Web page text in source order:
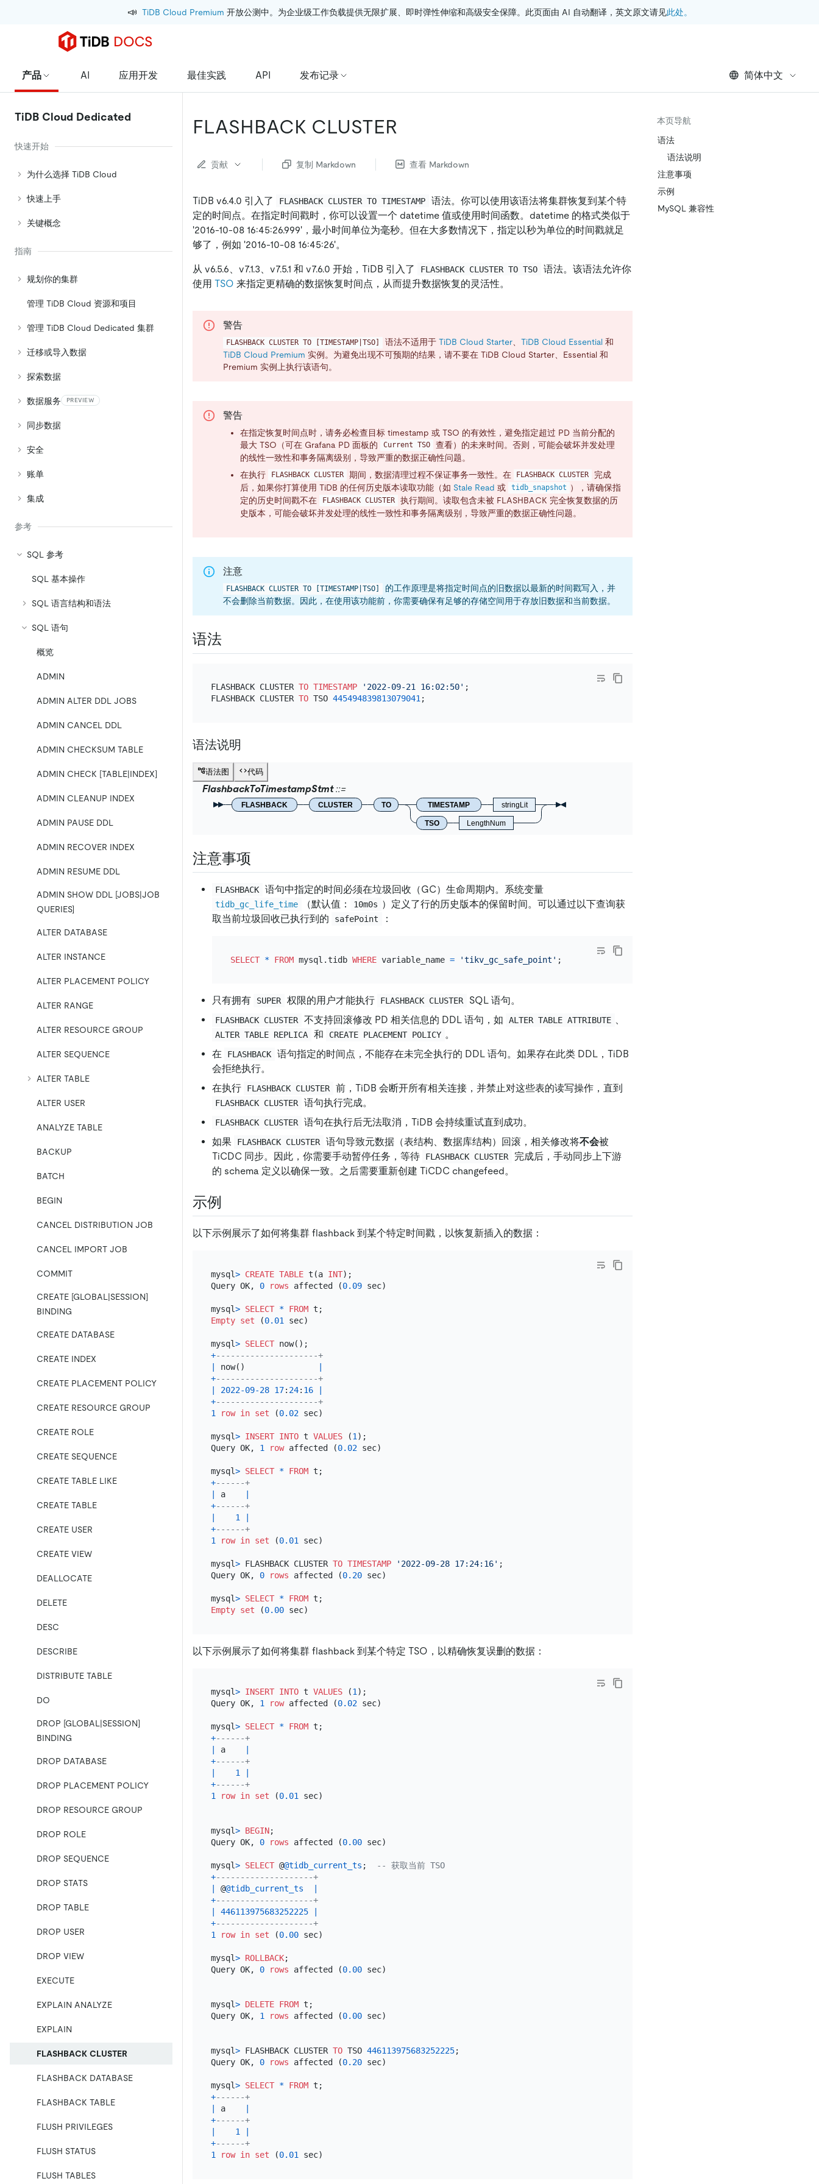
📣 TiDB Cloud Premium 开放公测中。为企业级工作负载提供无限扩展、即时弹性伸缩和高级安全保障。此页面由 AI 自动翻译，英文原文请见此处。
产品 AI 应用开发 最佳实践 API 发布记录 简体中文
TiDB Cloud Dedicated
快速开始
为什么选择 TiDB Cloud
快速上手
关键概念
指南
规划你的集群
管理 TiDB Cloud 资源和项目
管理 TiDB Cloud Dedicated 集群
迁移或导入数据
探索数据
数据服务 PREVIEW
同步数据
安全
账单
集成
参考
SQL 参考
SQL 基本操作
SQL 语言结构和语法
SQL 语句
概览
ADMIN
ADMIN ALTER DDL JOBS
ADMIN CANCEL DDL
ADMIN CHECKSUM TABLE
ADMIN CHECK [TABLE|INDEX]
ADMIN CLEANUP INDEX
ADMIN PAUSE DDL
ADMIN RECOVER INDEX
ADMIN RESUME DDL
ADMIN SHOW DDL [JOBS|JOB
QUERIES]
ALTER DATABASE
ALTER INSTANCE
ALTER PLACEMENT POLICY
ALTER RANGE
ALTER RESOURCE GROUP
ALTER SEQUENCE
ALTER TABLE
ALTER USER
ANALYZE TABLE
BACKUP
BATCH
BEGIN
CANCEL DISTRIBUTION JOB
CANCEL IMPORT JOB
COMMIT
CREATE [GLOBAL|SESSION]
BINDING
CREATE DATABASE
CREATE INDEX
CREATE PLACEMENT POLICY
CREATE RESOURCE GROUP
CREATE ROLE
CREATE SEQUENCE
CREATE TABLE LIKE
CREATE TABLE
CREATE USER
CREATE VIEW
DEALLOCATE
DELETE
DESC
DESCRIBE
DISTRIBUTE TABLE
DO
DROP [GLOBAL|SESSION]
BINDING
DROP DATABASE
DROP PLACEMENT POLICY
DROP RESOURCE GROUP
DROP ROLE
DROP SEQUENCE
DROP STATS
DROP TABLE
DROP USER
DROP VIEW
EXECUTE
EXPLAIN ANALYZE
EXPLAIN
FLASHBACK CLUSTER
FLASHBACK DATABASE
FLASHBACK TABLE
FLUSH PRIVILEGES
FLUSH STATUS
FLUSH TABLES
FLASHBACK CLUSTER
贡献 复制 Markdown 查看 Markdown
TiDB v6.4.0 引入了 FLASHBACK CLUSTER TO TIMESTAMP
语法。你可以使用该语法将集群恢复到某个特
定的时间点。在指定时间戳时，你可以设置一个 datetime 值或使用时间函数。datetime 的格式类似于
'2016-10-08 16:45:26.999'，最小时间单位为毫秒。但在大多数情况下，指定以秒为单位的时间戳就足
够了，例如 '2016-10-08 16:45:26'。
从 v6.5.6、v7.1.3、v7.5.1 和 v7.6.0 开始，TiDB 引入了 FLASHBACK CLUSTER TO TSO
语法。该语法允许你
使用 TSO 来指定更精确的数据恢复时间点，从而提升数据恢复的灵活性。
警告
FLASHBACK CLUSTER TO [TIMESTAMP|TSO] 语法不适用于 TiDB Cloud Starter、 TiDB Cloud Essential和
TiDB Cloud Premium 实例。为避免出现不可预期的结果，请不要在 TiDB Cloud Starter、Essential 和
Premium 实例上执行该语句。
警告
在指定恢复时间点时，请务必检查目标 timestamp 或 TSO 的有效性，避免指定超过 PD 当前分配的
最大 TSO（可在 Grafana PD 面板的
Current TSO
查看）的未来时间。否则，可能会破坏并发处理
的线性一致性和事务隔离级别，导致严重的数据正确性问题。
在执行
FLASHBACK CLUSTER 期间，数据清理过程不保证事务一致性。在 FLASHBACK CLUSTER
完成
后，如果你打算使用 TiDB 的任何历史版本读取功能（如 Stale Read 或 tidb_snapshot ），请确保指
定的历史时间戳不在
FLASHBACK CLUSTER
执行期间。读取包含未被 FLASHBACK 完全恢复数据的历
史版本，可能会破坏并发处理的线性一致性和事务隔离级别，导致严重的数据正确性问题。
注意
FLASHBACK CLUSTER TO [TIMESTAMP|TSO]
的工作原理是将指定时间点的旧数据以最新的时间戳写入，并
不会删除当前数据。因此，在使用该功能前，你需要确保有足够的存储空间用于存放旧数据和当前数据。
语法
FLASHBACK CLUSTER TO TIMESTAMP '2022-09-21 16:02:50' ;
FLASHBACK CLUSTER TO TSO 445494839813079041
语法说明
语法图 代码
FlashbackToTimestampStmt
FLASHBACK CLUSTER TO TIMESTAMP stringLit
TSO LengthNum
注意事项
FLASHBACK 语句中指定的时间必须在垃圾回收（GC）生命周期内。系统变量
tidb_gc_life_time （默认值： 10m0s ）定义了行的历史版本的保留时间。可以通过以下查询获
取当前垃圾回收已执行到的
safePoint ：
SELECT * FROM mysql.tidb WHERE variable_name = 'tikv_gc_safe_point'
只有拥有 SUPER 权限的用户才能执行 FLASHBACK CLUSTER SQL 语句。
FLASHBACK CLUSTER 不支持回滚修改 PD 相关信息的 DDL 语句，如 ALTER TABLE ATTRIBUTE 、
ALTER TABLE REPLICA 和 CREATE PLACEMENT POLICY 。
在
FLASHBACK
语句指定的时间点，不能存在未完全执行的 DDL 语句。如果存在此类 DDL，TiDB
会拒绝执行。
在执行
FLASHBACK CLUSTER 前，TiDB 会断开所有相关连接，并禁止对这些表的读写操作，直到
FLASHBACK CLUSTER 语句执行完成。
FLASHBACK CLUSTER
语句在执行后无法取消，TiDB 会持续重试直到成功。
如果
FLASHBACK CLUSTER 语句导致元数据（表结构、数据库结构）回滚，相关修改将不会被
TiCDC 同步。因此，你需要手动暂停任务，等待
FLASHBACK CLUSTER
完成后，手动同步上下游
的 schema 定义以确保一致。之后需要重新创建 TiCDC changefeed。
示例
以下示例展示了如何将集群 flashback 到某个特定时间戳，以恢复新插入的数据：
mysql> CREATE TABLE t(a INT);
Query OK, 0 rows affected (0.09 sec)
mysql> SELECT * FROM
Empty set (0.01 sec)
mysql> SELECT
+---------------------+
now()
+---------------------+
2022-09-28 17: 24: 16
+---------------------+
1
row in set (0.02 sec)
mysql> INSERT INTO t VALUES (1 );
Query OK, 1 row affected (0.02 sec)
mysql> SELECT * FROM
+------+
a
+------+
1
+------+
1
row in set (0.01 sec)
mysql> FLASHBACK CLUSTER TO TIMESTAMP '2022-09-28 17:24:16' ;
Query OK, 0 rows affected (0.20 sec)
mysql> SELECT * FROM
Empty set (0.00
以下示例展示了如何将集群 flashback 到某个特定 TSO，以精确恢复误删的数据：
mysql> INSERT INTO t VALUES (1 );
Query OK, 1 row affected (0.02 sec)
mysql> SELECT * FROM
+------+
a
+------+
1
+------+
1
row in set (0.01 sec)
mysql> BEGIN;
Query OK, 0 rows affected (0.00 sec)
mysql> SELECT @@tidb_current_ts ;
-- 获取当前 TSO
+--------------------+
@@tidb_current_ts
+--------------------+
446113975683252225
+--------------------+
1
row in set (0.00 sec)
mysql> ROLLBACK;
Query OK, 0 rows affected (0.00 sec)
mysql> DELETE FROM t;
Query OK, 1 rows affected (0.00 sec)
mysql> FLASHBACK CLUSTER TO TSO 446113975683252225;
Query OK, 0 rows affected (0.20 sec)
mysql> SELECT * FROM
+------+
a
+------+
1
+------+
1
row in set (0.01
本页导航
语法
语法说明
注意事项
示例
MySQL 兼容性